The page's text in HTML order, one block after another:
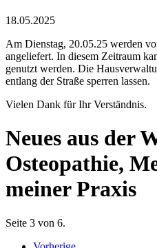
18.05.2025
Am Dienstag, 20.05.25 werden
angeliefert. In diesem Zeitraum
genutzt werden. Die
entlang der Straße sperren lassen.
Vielen Dank für Ihr Verständnis.
Neues aus der
Osteopathie,
meiner Praxis
Seite 3 von 6.